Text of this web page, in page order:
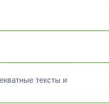
тексты и